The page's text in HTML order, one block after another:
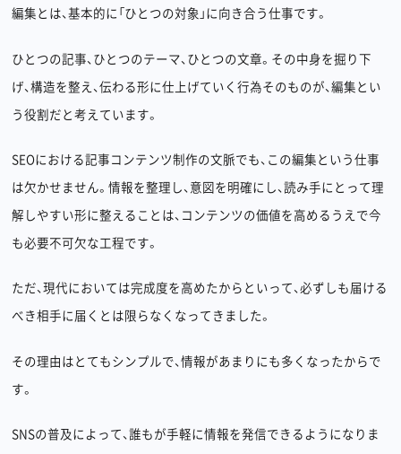
編集とは、基本的に「ひとつの対象」に向き合う仕事です。
ひとつの記事、ひとつのテーマ、ひとつの文章。その中身を掘り下
げ、構造を整え、伝わる形に仕上げていく行為そのものが、編集とい
う役割だと考えています。
SEOにおける記事コンテンツ制作の文脈でも、この編集という仕事
は欠かせません。情報を整理し、意図を明確にし、読み手にとって理
解しやすい形に整えることは、コンテンツの価値を高めるうえで今
も必要不可欠な工程です。
ただ、現代においては完成度を高めたからといって、必ずしも届ける
べき相手に届くとは限らなくなってきました。
その理由はとてもシンプルで、情報があまりにも多くなったからで
す。
SNSの普及によって、誰もが手軽に情報を発信できるようになりま